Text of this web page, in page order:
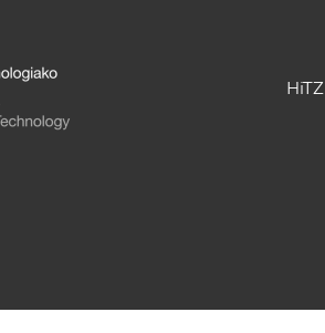
HiTZ